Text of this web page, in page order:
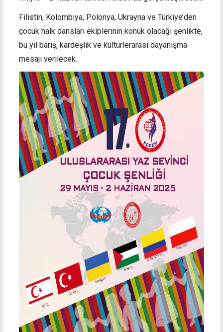
Filistin, Kolombiya, Polonya, Ukrayna ve Türkiye’den
çocuk halk dansları ekiplerinin konuk olacağı şenlikte,
bu yıl barış, kardeşlik ve kültürlerarası dayanışma
mesajı verilecek.